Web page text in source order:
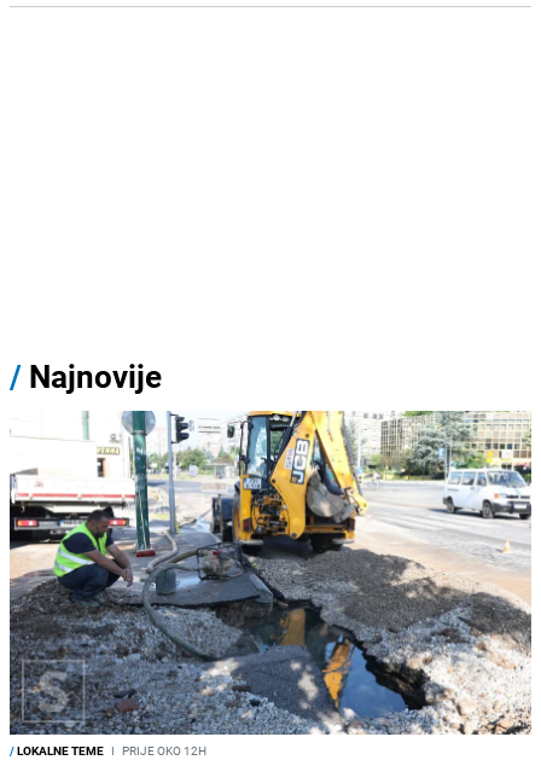
/ Najnovije
/LOKALNE TEME I PRIJE OKO 12H